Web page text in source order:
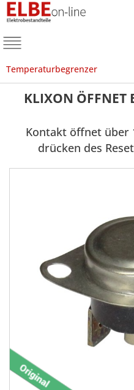
Temperaturbegrenzer
KLIXON ÖFFNET
Kontakt öffnet über
drücken des